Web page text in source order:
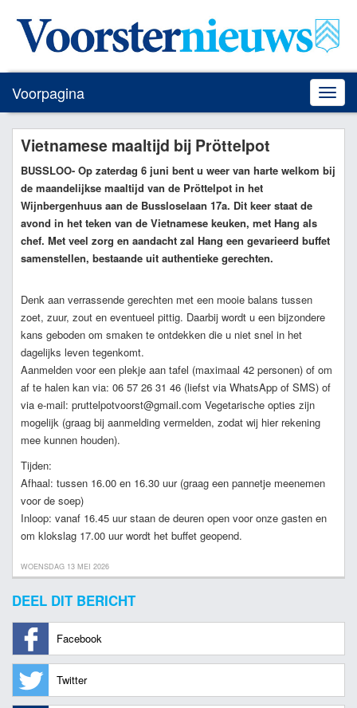
Toggle
Voorpagina
Vietnamese maaltijd bij Pröttelpot
BUSSLOO- Op zaterdag 6 juni bent u weer van harte welkom bij
de maandelijkse maaltijd van de Pröttelpot in het
Wijnbergenhuus aan de Bussloselaan 17a. Dit keer staat de
avond in het teken van de Vietnamese keuken, met Hang als
chef. Met veel zorg en aandacht zal Hang een gevarieerd buffet
samenstellen, bestaande uit authentieke gerechten.
Denk aan verrassende gerechten met een mooie balans tussen
zoet, zuur, zout en eventueel pittig. Daarbij wordt u een bijzondere
kans geboden om smaken te ontdekken die u niet snel in het
dagelijks leven tegenkomt.
Aanmelden voor een plekje aan tafel (maximaal 42 personen) of om
af te halen kan via: 06 57 26 31 46 (liefst via WhatsApp of SMS) of
via e-mail: pruttelpotvoorst@gmail.com Vegetarische opties zijn
mogelijk (graag bij aanmelding vermelden, zodat wij hier rekening
mee kunnen houden).
Tijden:
Afhaal: tussen 16.00 en 16.30 uur (graag een pannetje meenemen
voor de soep)
Inloop: vanaf 16.45 uur staan de deuren open voor onze gasten en
om klokslag 17.00 uur wordt het buffet geopend.
WOENSDAG 13 MEI 2026
DEEL DIT BERICHT
Facebook
Twitter